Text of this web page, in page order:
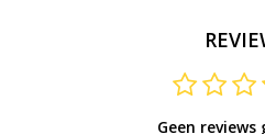
Geen reviews